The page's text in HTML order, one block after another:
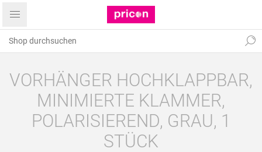
VORHÄNGER HOCHKLAPPBAR,
MINIMIERTE KLAMMER,
POLARISIEREND, GRAU, 1
STÜCK